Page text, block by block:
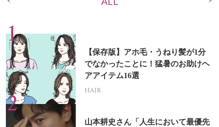
【保存版】アホ毛・うねり髪が1分
でなかったことに！猛暑のお助けヘ
アアイテム16選
HAIR
山本耕史さん「人生において最優先